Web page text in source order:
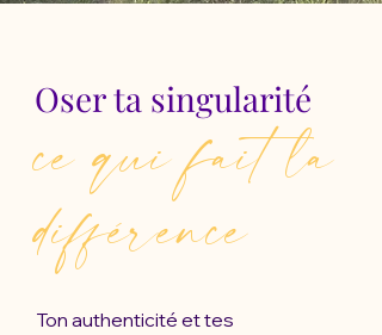
Oser ta singularité
ce qui fait la
différence
Ton authenticité et tes